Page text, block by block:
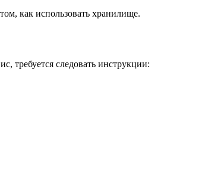
как использовать хранилище.
требуется следовать инструкции: